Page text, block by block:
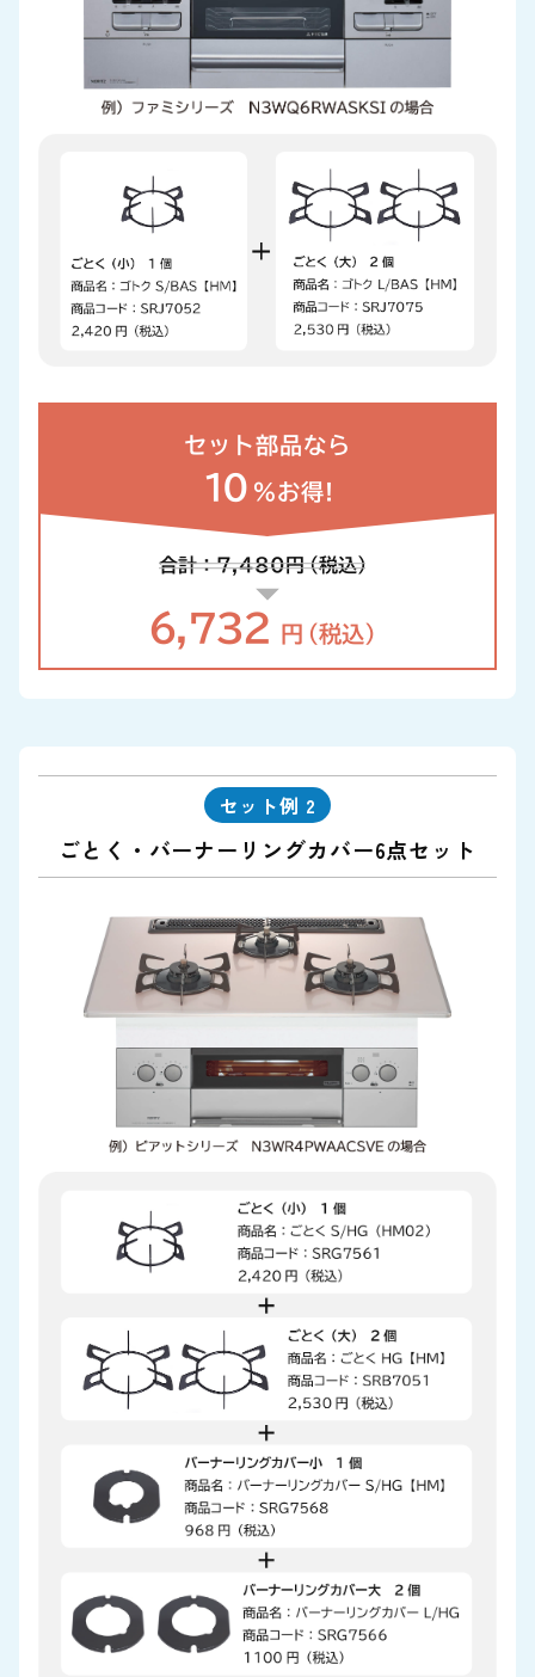
セット部品なら
10 %お得!
合計：7,480円（税込）
6,732 円（税込）
セット例 2
ごとく・バーナーリングカバー6点セット